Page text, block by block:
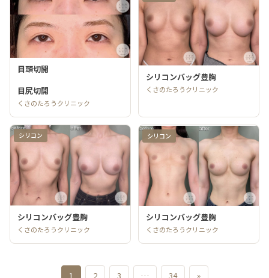
目頭切開
目尻切開
くさのたろうクリニック
シリコンバッグ豊胸
くさのたろうクリニック
シリコン
シリコンバッグ豊胸
くさのたろうクリニック
シリコン
シリコンバッグ豊胸
くさのたろうクリニック
1 2 3 … 34 »